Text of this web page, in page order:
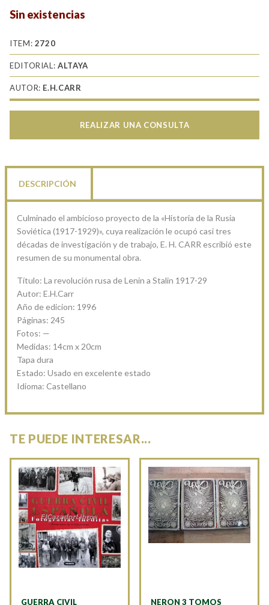
Sin existencias
ITEM: 2720
EDITORIAL:ALTAYA
AUTOR: E.H.CARR
REALIZAR UNA CONSULTA
DESCRIPCIÓN
Culminado el ambicioso proyecto de la «Historia de la Rusia
Soviética (1917-1929)», cuya realización le ocupó casi tres
décadas de investigación y de trabajo, E. H. CARR escribió este
resumen de su monumental obra.
Título: La revolución rusa de Lenin a Stalin 1917-29
Autor: E.H.Carr
Año de edicion: 1996
Páginas: 245
Fotos: —
Medidas: 14cm x 20cm
Tapa dura
Estado: Usado en excelente estado
Idioma: Castellano
TE PUEDE INTERESAR...
GUERRA CIVIL NERON 3 TOMOS